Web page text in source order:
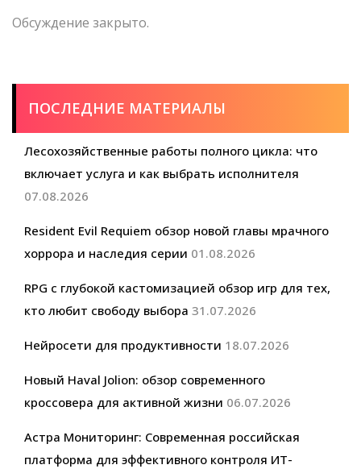
Обсуждение закрыто.
ПОСЛЕДНИЕ МАТЕРИАЛЫ
Лесохозяйственные работы полного цикла: что
включает услуга и как выбрать исполнителя
07.08.2026
Resident Evil Requiem обзор новой главы мрачного
хоррора и наследия серии 01.08.2026
RPG с глубокой кастомизацией обзор игр для тех,
кто любит свободу выбора 31.07.2026
Нейросети для продуктивности 18.07.2026
Новый Haval Jolion: обзор современного
кроссовера для активной жизни 06.07.2026
Астра Мониторинг: Современная российская
платформа для эффективного контроля ИТ-